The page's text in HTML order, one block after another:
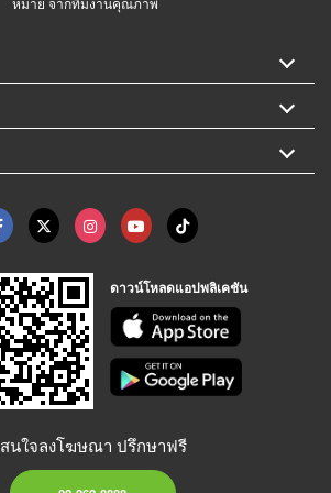
ดาวน์โหลดแอปพลิเคชัน
สนใจลงโฆษณา ปรึกษาฟรี